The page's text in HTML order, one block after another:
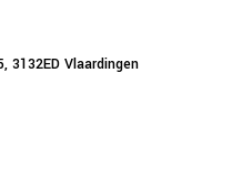
3132ED Vlaardingen